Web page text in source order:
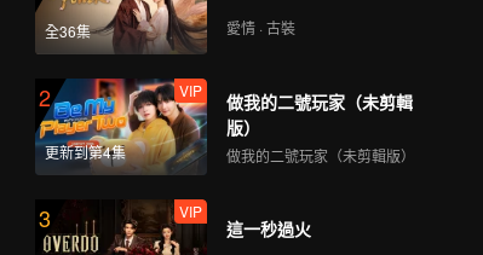
110
VIP
112
VIP VIP
114
全36集 愛情 · 古裝
2
更新到第4集
VIP
做我的二號玩家（未剪輯
版）
做我的二號玩家（未剪輯版）
3 VIP
這一秒過火